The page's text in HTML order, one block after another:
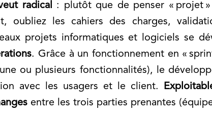
radical : plutôt que de penser « projet
oubliez les cahiers des charges,
projets informatiques et logiciels se
. Grâce à un fonctionnement en «
ou plusieurs fonctionnalités), le
avec les usagers et le client.
entre les trois parties prenantes